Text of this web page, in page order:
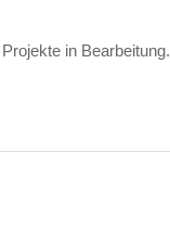
in Bearbeitung.